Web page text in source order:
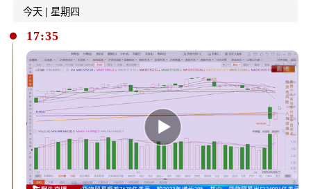
今天 | 星期四
17:35